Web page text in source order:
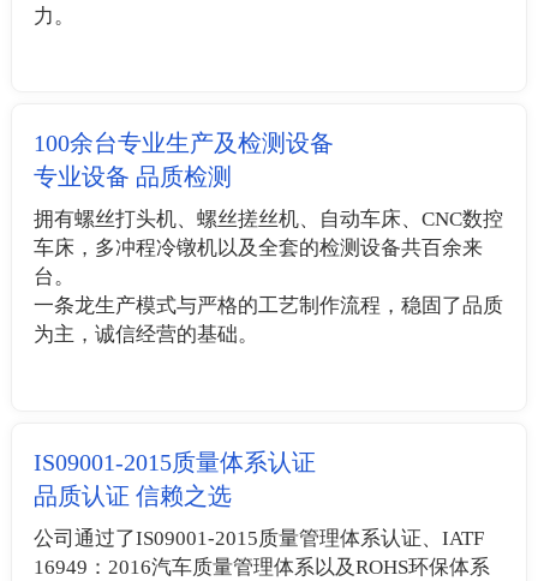
力。
100余台专业生产及检测设备
专业设备 品质检测
拥有螺丝打头机、螺丝搓丝机、自动车床、CNC数控
车床，多冲程冷镦机以及全套的检测设备共百余来
台。
一条龙生产模式与严格的工艺制作流程，稳固了品质
为主，诚信经营的基础。
IS09001-2015质量体系认证
品质认证 信赖之选
公司通过了IS09001-2015质量管理体系认证、IATF
16949：2016汽车质量管理体系以及ROHS环保体系